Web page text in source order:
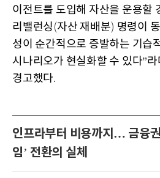
이전트를 도입해 자산을 운용할
리밸런싱 (자산 재배분) 명령이
성이 순간적으로 증발하는 기습
시나리오가 현실화할 수 있다”
경고했다.
인프라부터 비용까지… 금융
임’ 전환의 실체